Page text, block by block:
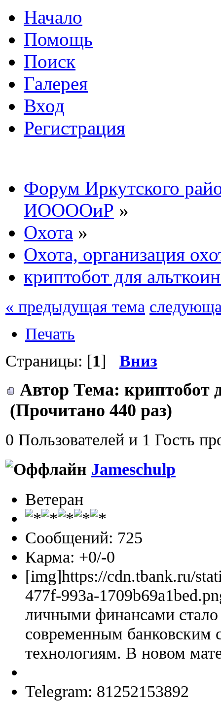
Начало
Помощь
Поиск
Галерея
Вход
Регистрация
Форум Иркутского
ИООООиР »
Охота »
Охота, организация
криптобот для
« предыдущая тема
Печать
Страницы: [1] Вниз
Автор Тема: криптобот
(Прочитано 440 раз)
0 Пользователей и 1 Гость
Jameschulp
Ветеран
Сообщений: 725
Карма: +0/-0
[img]https://cdn.tbank.ru/
477f-993a-
личными финансами
современным банковским
технологиям. В новом
Telegram: 81252153892